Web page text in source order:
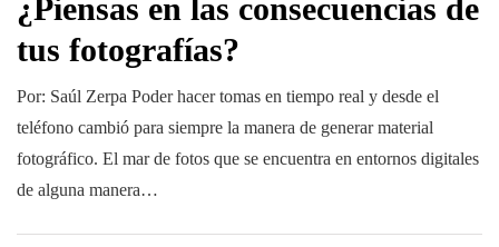
¿Piensas en las consecuencias de
tus fotografías?
Por: Saúl Zerpa Poder hacer tomas en tiempo real y desde el
teléfono cambió para siempre la manera de generar material
fotográfico. El mar de fotos que se encuentra en entornos digitales
de alguna manera…